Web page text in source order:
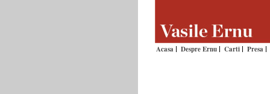
Acasa Despre Ernu Carti Presa